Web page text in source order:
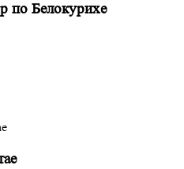
по Белокурихе